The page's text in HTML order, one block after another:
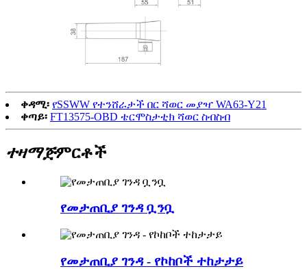
ቀዳሚ፡ የSSWW የተንሸራታች በር ሻወር መያዣ WA63-Y21
ቀጣይ፡ FT13575-OBD ቴርሞስታቲክ ሻወር ስብስብ
ተዛማጅምርቶች
የመታጠቢያ ገንዳ ቧንቧ
የመታጠቢያ ገንዳ - የኮከቦች ተከታታይ